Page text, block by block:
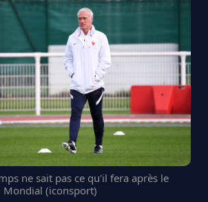
ne sait pas ce qu'il fera après le
Mondial (iconsport)